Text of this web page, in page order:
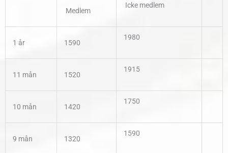
Medlem
Icke medlem
1 år 1590
1980
11 mån 1520
1915
10 mån 1420
1750
9 mån 1320
1590